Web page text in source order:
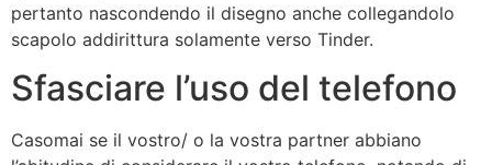
pertanto nascondendo il disegno anche collegandolo
scapolo addirittura solamente verso Tinder.
Sfasciare l’uso del telefono
Casomai se il vostro/ o la vostra partner abbiano